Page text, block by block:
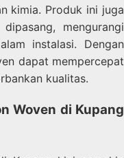
kimia. Produk ini juga
mengurangi
instalasi. Dengan
dapat mempercepat
kualitas.
Woven di Kupang